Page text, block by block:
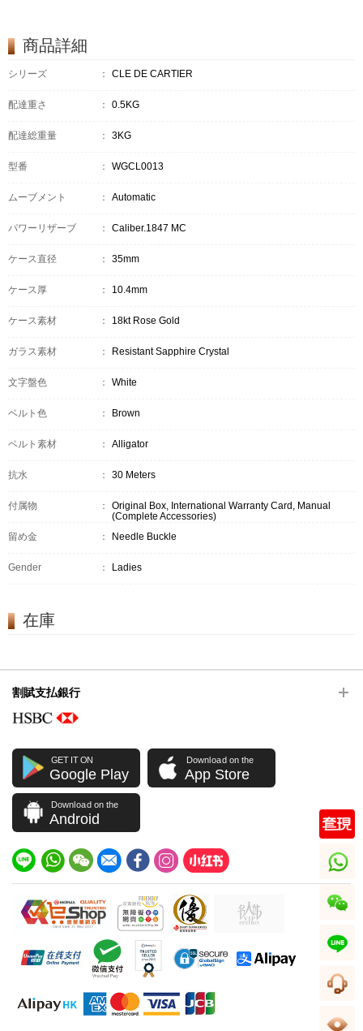
商品詳細
シリーズ ： CLÉ DE CARTIER
配達重さ ： 0.5KG
配達総重量 ： 3KG
型番 ： WGCL0013
ムーブメント ： Automatic
パワーリザーブ ： Caliber.1847 MC
ケース直径 ： 35mm
ケース厚 ： 10.4mm
ケース素材 ： 18kt Rose Gold
ガラス素材 ： Resistant Sapphire Crystal
文字盤色 ： White
ベルト色 ： Brown
ベルト素材 ： Alligator
抗水 ： 30 Meters
付属物 ：
Original Box, International Warranty Card, Manual
(Complete Accessories)
留め金
： Needle Buckle
Gender ： Ladies
在庫
割賦支払銀行
GET IT ON
Google Play
Download on the
App Store
Download on the
Android
whatsapp